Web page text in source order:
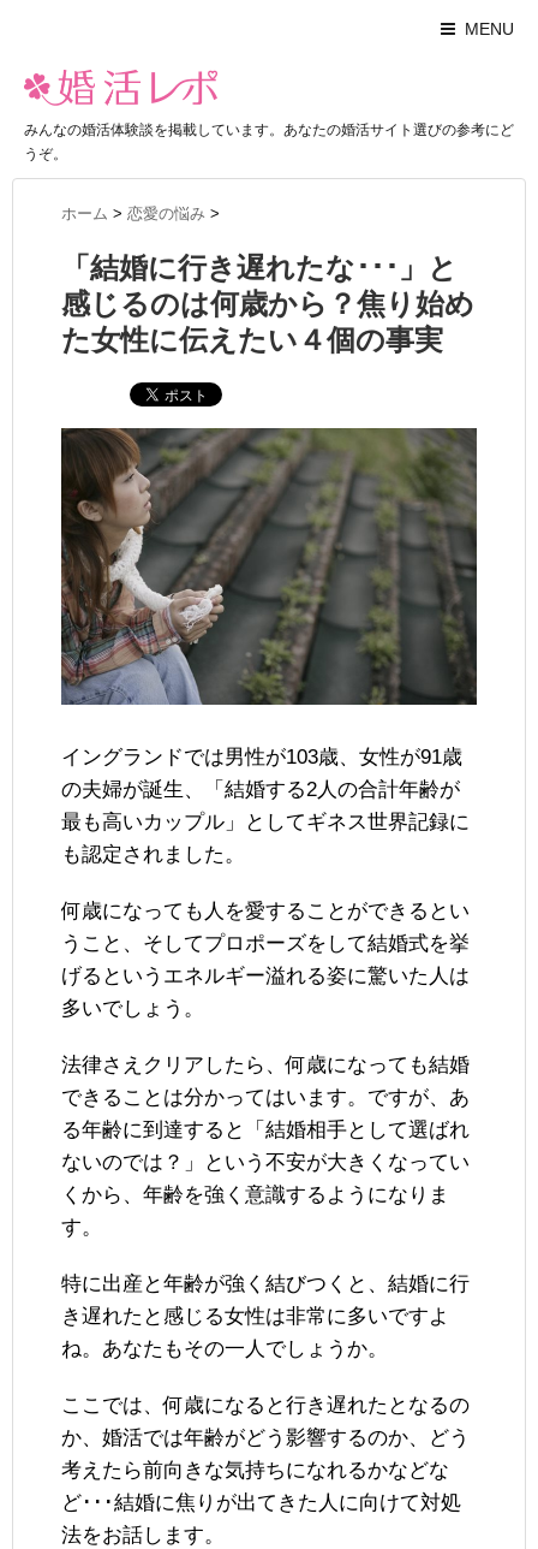
MENU
みんなの婚活体験談を掲載しています。あなたの婚活サイト選びの参考にど
うぞ。
ホーム > 恋愛の悩み >
「結婚に行き遅れたな･･･」と
感じるのは何歳から？焦り始め
た女性に伝えたい４個の事実
イングランドでは男性が103歳、女性が91歳
の夫婦が誕生、「結婚する2人の合計年齢が
最も高いカップル」としてギネス世界記録に
も認定されました。
何歳になっても人を愛することができるとい
うこと、そしてプロポーズをして結婚式を挙
げるというエネルギー溢れる姿に驚いた人は
多いでしょう。
法律さえクリアしたら、何歳になっても結婚
できることは分かってはいます。ですが、あ
る年齢に到達すると「結婚相手として選ばれ
ないのでは？」という不安が大きくなってい
くから、年齢を強く意識するようになりま
す。
特に出産と年齢が強く結びつくと、結婚に行
き遅れたと感じる女性は非常に多いですよ
ね。あなたもその一人でしょうか。
ここでは、何歳になると行き遅れたとなるの
か、婚活では年齢がどう影響するのか、どう
考えたら前向きな気持ちになれるかなどな
ど･･･結婚に焦りが出てきた人に向けて対処
法をお話します。